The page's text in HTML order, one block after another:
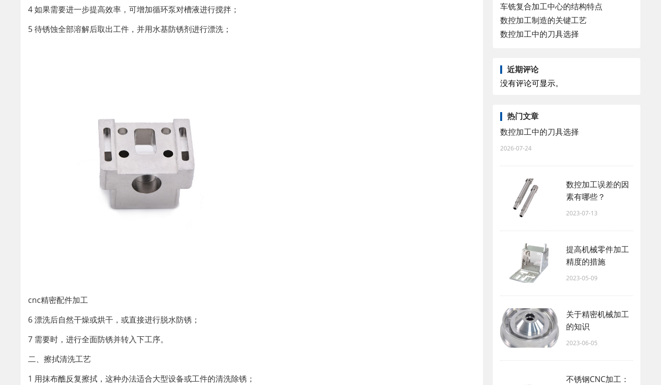
4 如果需要进一步提高效率，可增加循环泵对槽液进行搅拌；
5 待锈蚀全部溶解后取出工件，并用水基防锈剂进行漂洗；
cnc精密配件加工
6 漂洗后自然干燥或烘干，或直接进行脱水防锈；
7 需要时，进行全面防锈并转入下工序。
二、擦拭清洗工艺
1 用抹布醮反复擦拭，这种办法适合大型设备或工件的清洗除锈；
车铣复合加工中心的结构特点
数控加工制造的关键工艺
数控加工中的刀具选择
近期评论
没有评论可显示。
热门文章
数控加工中的刀具选择
2026-07-24
数控加工误差的因
素有哪些？
2023-07-13
提高机械零件加工
精度的措施
2023-05-09
关于精密机械加工
的知识
2023-06-05
不锈钢CNC加工：